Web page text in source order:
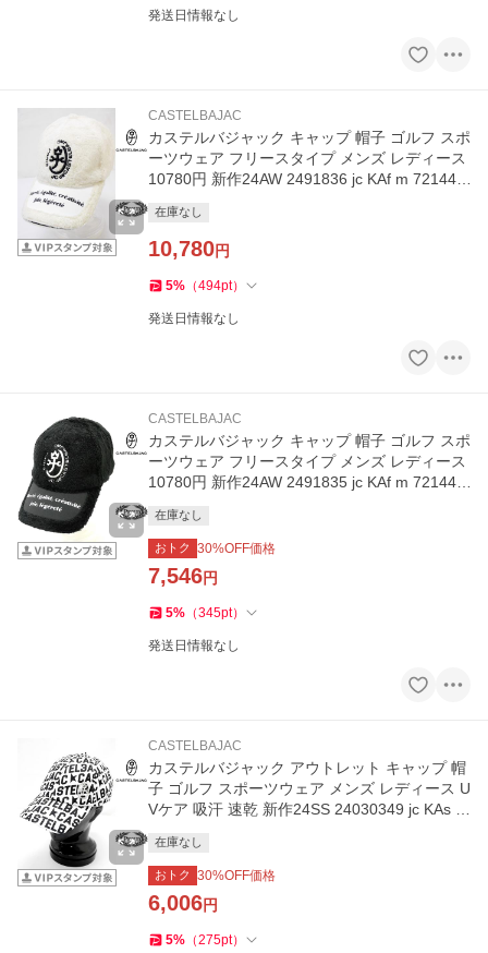
発送日情報なし
CASTELBAJAC
カステルバジャック キャップ 帽子 ゴルフ スポ
ーツウェア フリースタイプ メンズ レディース
10780円 新作24AW 2491836 jc KAf m 721449
在庫なし
10,780円
5% （494pt）
発送日情報なし
CASTELBAJAC
カステルバジャック キャップ 帽子 ゴルフ スポ
ーツウェア フリースタイプ メンズ レディース
10780円 新作24AW 2491835 jc KAf m 721449
在庫なし
おトク 30%OFF価格
7,546円
5% （345pt）
発送日情報なし
CASTELBAJAC
カステルバジャック アウトレット キャップ 帽
子 ゴルフ スポーツウェア メンズ レディース U
Vケア 吸汗 速乾 新作24SS 24030349 jc KAs m
在庫なし
おトク 30%OFF価格
6,006円
5% （275pt）